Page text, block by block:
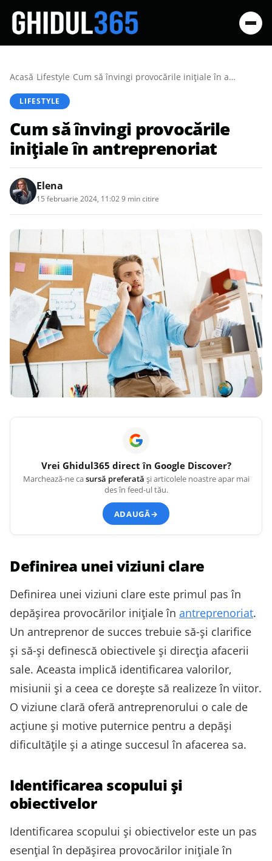
Acasă/Lifestyle/ Cum să învingi provocările inițiale în antreprenoriat
LIFESTYLE
Cum să învingi provocările
inițiale în antreprenoriat
Elena
15 februarie 2024, 11:029 min citire
Vrei Ghidul365 direct în Google Discover?
Marchează-ne casursă preferată și articolele noastre apar mai
des în feed-ul tău.
ADAUGĂ→
Definirea unei viziuni clare
Definirea unei viziuni clare este primul pas în
depășirea provocărilor inițiale în antreprenoriat.
Un antreprenor de succes trebuie să-și clarifice
și să-și definescă obiectivele și direcția afacerii
sale. Aceasta implică identificarea valorilor,
misiunii și a ceea ce dorește să realizeze în viitor.
O viziune clară oferă antreprenorului o cale de
acțiune și motive puternice pentru a depăși
dificultățile și a atinge succesul în afacerea sa.
Identificarea scopului și
obiectivelor
Identificarea scopului și obiectivelor este un pas
esențial în depășirea provocărilor inițiale în